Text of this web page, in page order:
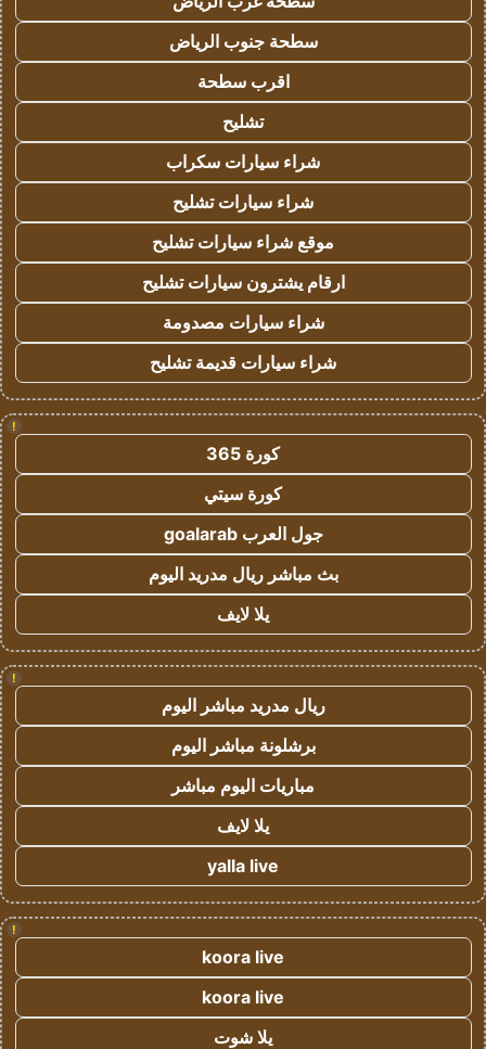
سطحة جنوب الرياض
اقرب سطحة
تشليح
شراء سيارات سكراب
شراء سيارات تشليح
موقع شراء سيارات تشليح
ارقام يشترون سيارات تشليح
شراء سيارات مصدومة
شراء سيارات قديمة تشليح
!
كورة 365
كورة سيتي
جول العرب goalarab
بث مباشر ريال مدريد اليوم
يلا لايف
!
ريال مدريد مباشر اليوم
برشلونة مباشر اليوم
مباريات اليوم مباشر
يلا لايف
yalla live
!
koora live
koora live
يلا شوت